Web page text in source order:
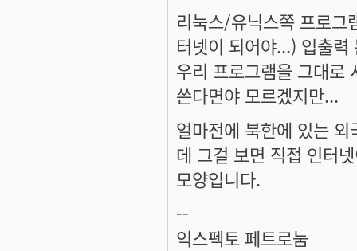
리눅스/유닉스쪽 프로그
터넷이 되어야...) 입출
우리 프로그램을 그대로
쓴다면야 모르겠지만...
얼마전에 북한에 있는
데 그걸 보면 직접 인터
모양입니다.
--
익스펙토 페트로눔